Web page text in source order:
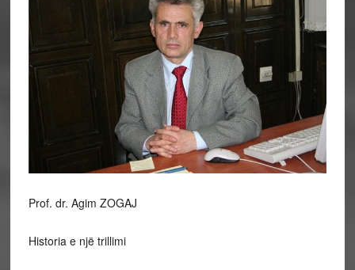
Prof. dr. Agim ZOGAJ
Historia e një trillimi